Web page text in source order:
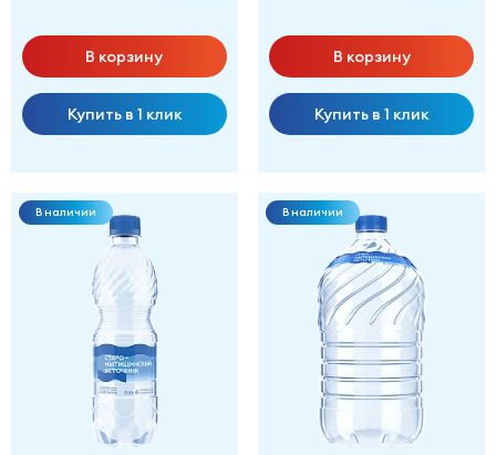
В корзину
Купить в 1 клик
В корзину
Купить в 1 клик
В наличии В наличии